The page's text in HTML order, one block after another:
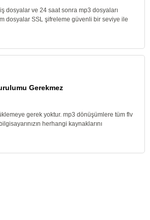
dosyalar ve 24 saat sonra mp3 dosyaları
dosyalar SSL şifreleme güvenli bir seviye ile
Gerekmez
gerek yoktur. mp3 dönüşümlere tüm flv
herhangi kaynaklarını